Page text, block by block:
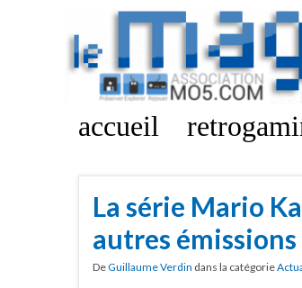
accueil
La série Mario
autres
DeGuillaume Verdin dans la catégorie